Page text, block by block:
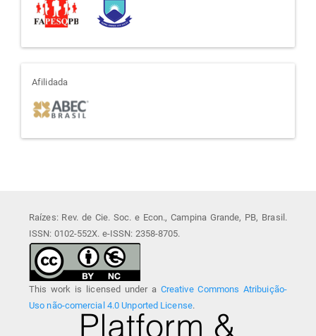
afiliada
Afilidada
Raízes: Rev. de Cie. Soc. e Econ., Campina Grande, PB, Brasil.
ISSN: 0102-552X. e-ISSN: 2358-8705.
This work is licensed under a Creative Commons Atribuição-
Uso não-comercial 4.0 Unported License.